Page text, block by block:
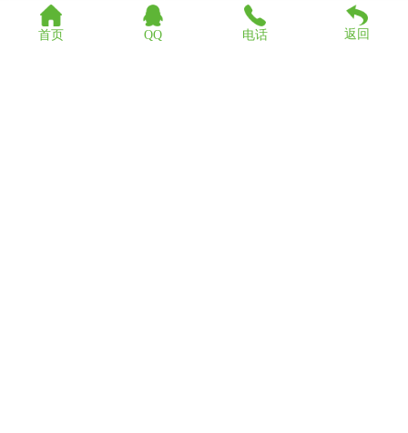
首页 QQ 电话 返回